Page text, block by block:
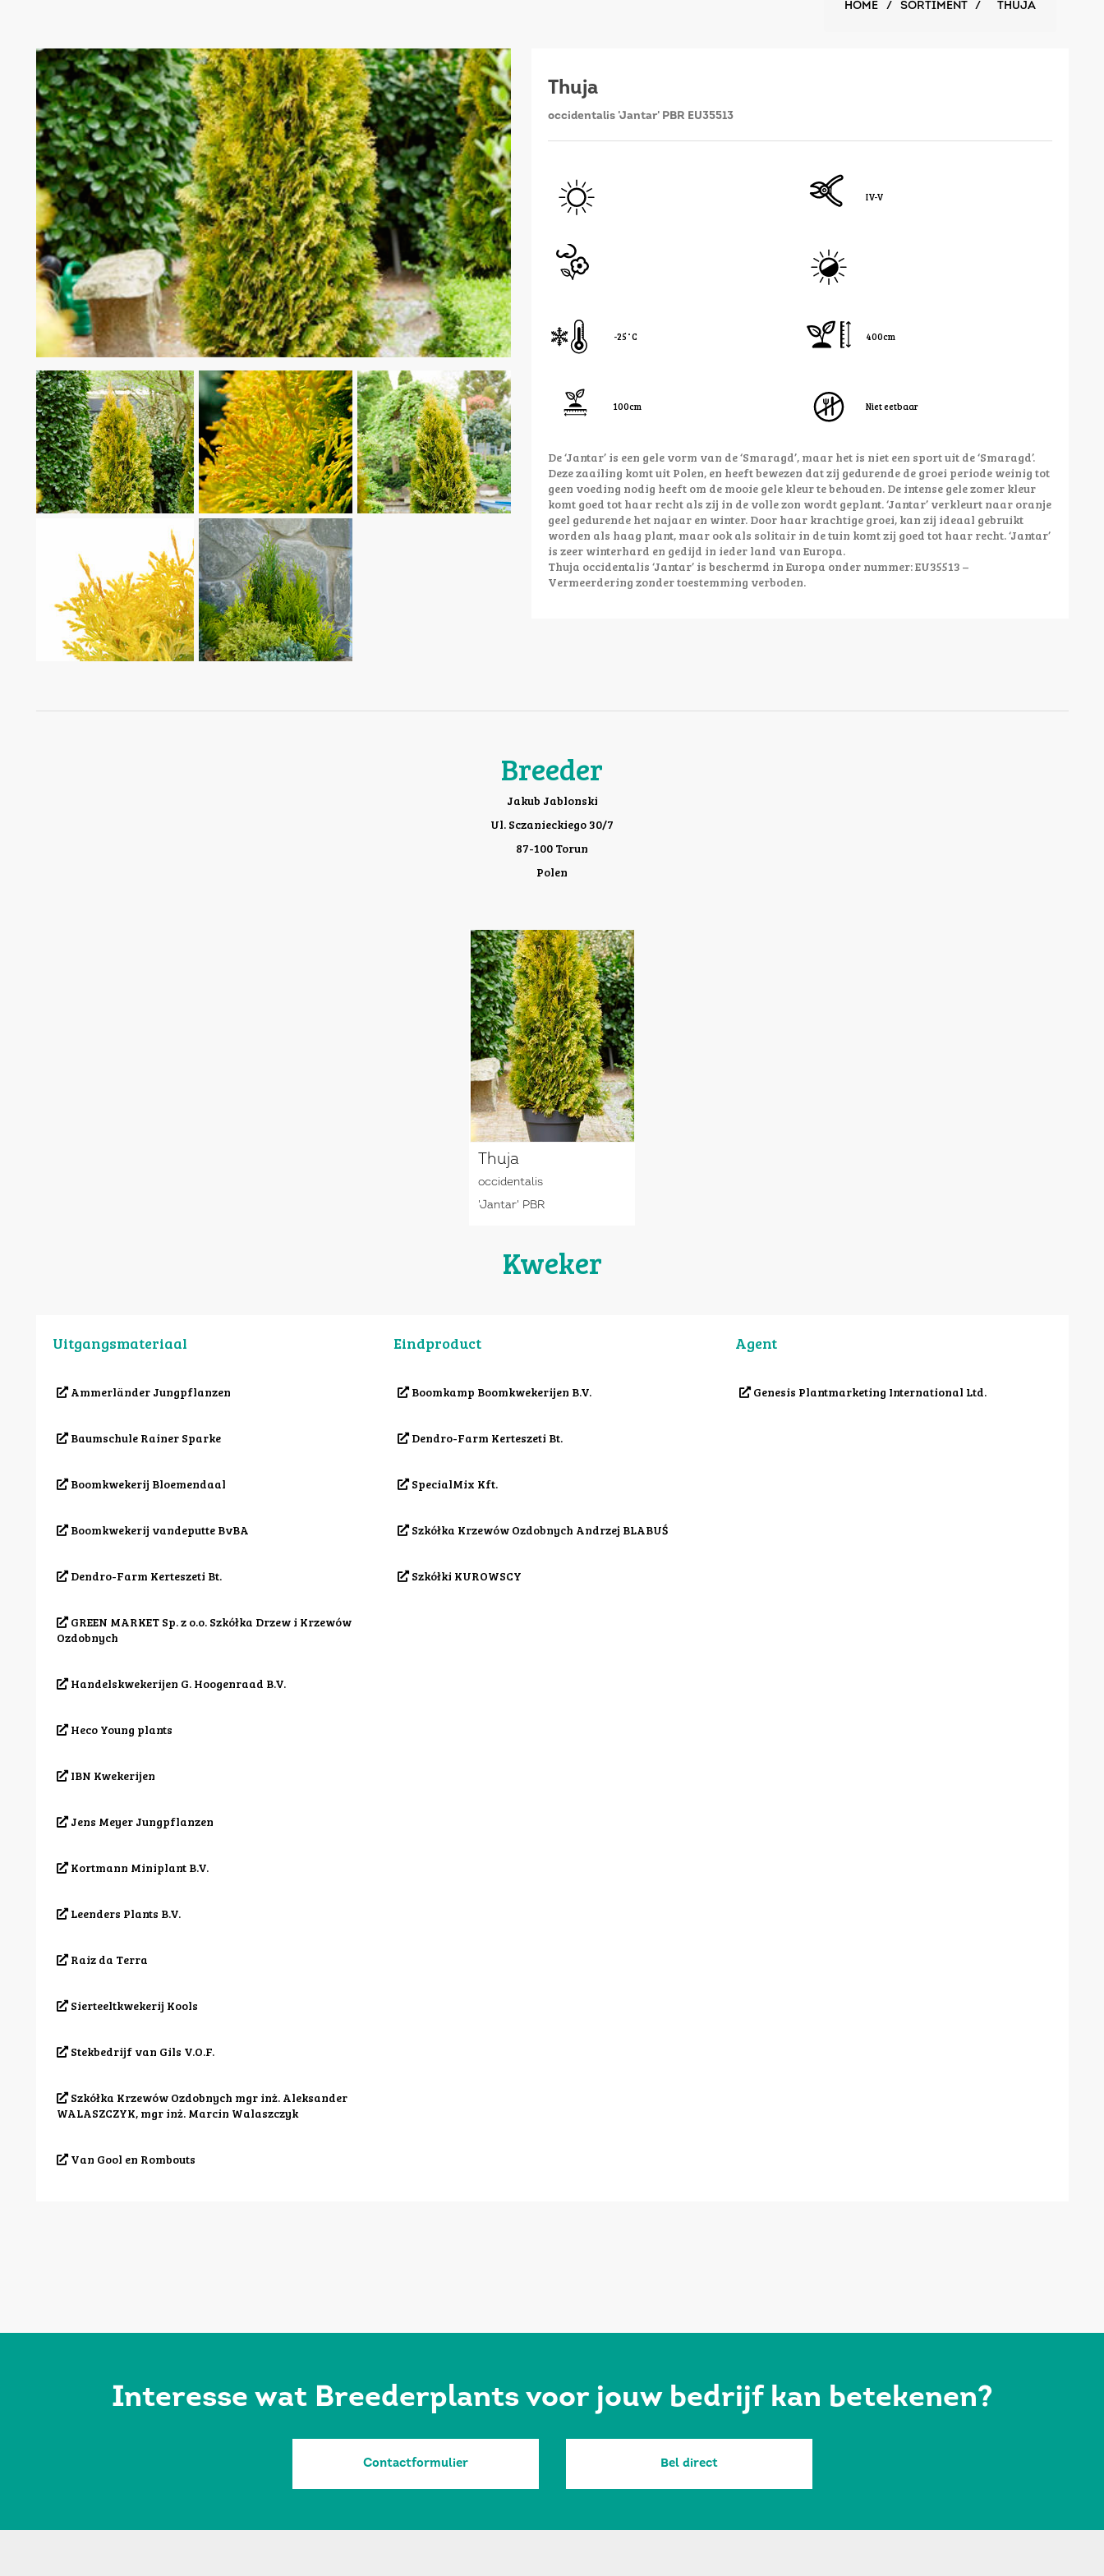
HOME / SORTIMENT / THUJA
Thuja
occidentalis 'Jantar' PBR EU35513
IV-V
-25˚C 400cm
100cm Niet eetbaar
De ‘Jantar’ is een gele vorm van de ‘Smaragd’, maar het is niet een sport uit de ‘Smaragd’.
Deze zaailing komt uit Polen, en heeft bewezen dat zij gedurende de groei periode weinig tot
geen voeding nodig heeft om de mooie gele kleur te behouden. De intense gele zomer kleur
komt goed tot haar recht als zij in de volle zon wordt geplant. ‘Jantar’ verkleurt naar oranje
geel gedurende het najaar en winter. Door haar krachtige groei, kan zij ideaal gebruikt
worden als haag plant, maar ook als solitair in de tuin komt zij goed tot haar recht. ‘Jantar’
is zeer winterhard en gedijd in ieder land van Europa.
Thuja occidentalis ‘Jantar’ is beschermd in Europa onder nummer: EU35513 –
Vermeerdering zonder toestemming verboden.
Breeder
Jakub Jablonski
Ul. Sczanieckiego 30/7
87-100 Torun
Polen
Thuja
occidentalis
'Jantar' PBR
Kweker
Uitgangsmateriaal
Ammerländer Jungpflanzen
Baumschule Rainer Sparke
Boomkwekerij Bloemendaal
Boomkwekerij vandeputte BvBA
Dendro-Farm Kerteszeti Bt.
GREEN MARKET Sp. z o.o. Szkółka Drzew i Krzewów
Ozdobnych
Handelskwekerijen G. Hoogenraad B.V.
Heco Young plants
IBN Kwekerijen
Jens Meyer Jungpflanzen
Kortmann Miniplant B.V.
Leenders Plants B.V.
Raiz da Terra
Sierteeltkwekerij Kools
Stekbedrijf van Gils V.O.F.
Szkółka Krzewów Ozdobnych mgr inż. Aleksander
WALASZCZYK, mgr inż. Marcin Walaszczyk
Van Gool en Rombouts
Eindproduct
Boomkamp Boomkwekerijen B.V.
Dendro-Farm Kerteszeti Bt.
SpecialMix Kft.
Szkółka Krzewów Ozdobnych Andrzej BLABUŚ
Szkółki KUROWSCY
Agent
Genesis Plantmarketing International Ltd.
Interesse wat Breederplants voor jouw bedrijf kan betekenen?
Contactformulier Bel direct